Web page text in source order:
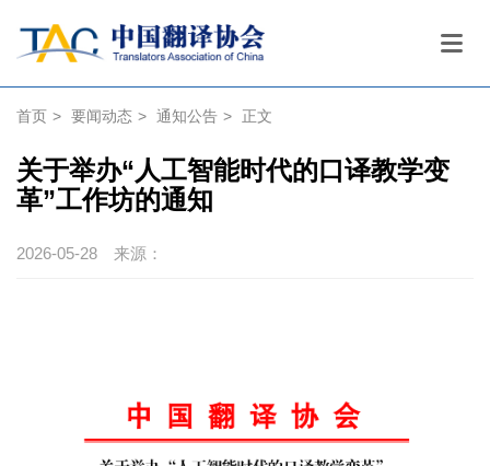
首页 > 要闻动态 > 通知公告 > 正文
关于举办“人工智能时代的口译教学变
革”工作坊的通知
2026-05-28 来源：